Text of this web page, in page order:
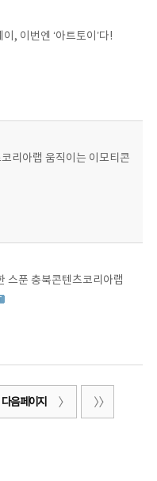
, 이번엔 ‘아트토이’다!
리아랩 움직이는 이모티콘
스푼 충북콘텐츠코리아랩
다음 페이지